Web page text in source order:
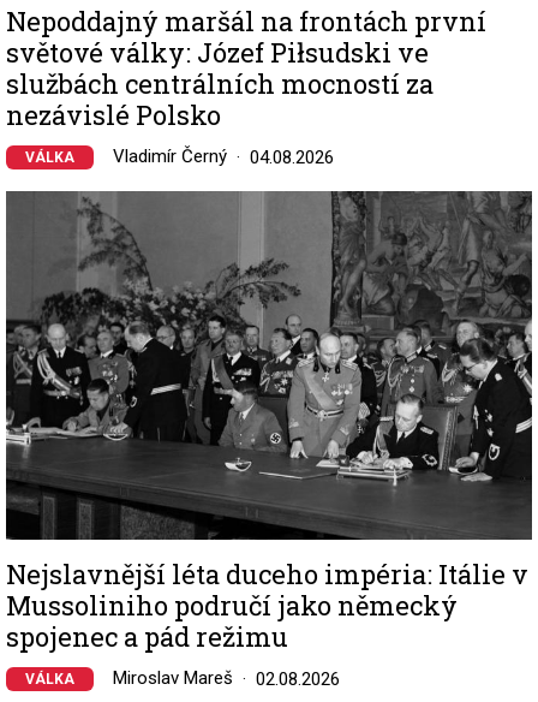
Nepoddajný maršál na frontách první
světové války: Józef Piłsudski ve
službách centrálních mocností za
nezávislé Polsko
VÁLKA Vladimír Černý 04.08.2026
Nejslavnější léta duceho impéria: Itálie v
Mussoliniho područí jako německý
spojenec a pád režimu
VÁLKA Miroslav Mareš 02.08.2026